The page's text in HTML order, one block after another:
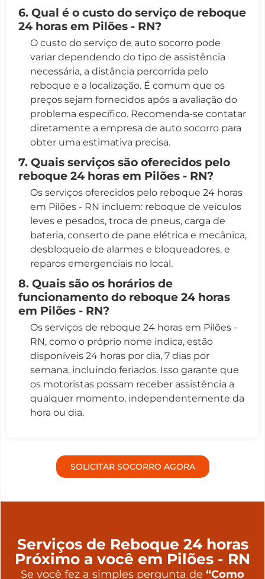
6. Qual é o custo do serviço de reboque
24 horas em Pilões - RN?
O custo do serviço de auto socorro pode
variar dependendo do tipo de assistência
necessária, a distância percorrida pelo
reboque e a localização. É comum que os
preços sejam fornecidos após a avaliação do
problema específico. Recomenda-se contatar
diretamente a empresa de auto socorro para
obter uma estimativa precisa.
7. Quais serviços são oferecidos pelo
reboque 24 horas em Pilões - RN?
Os serviços oferecidos pelo reboque 24 horas
em Pilões - RN incluem: reboque de veículos
leves e pesados, troca de pneus, carga de
bateria, conserto de pane elétrica e mecânica,
desbloqueio de alarmes e bloqueadores, e
reparos emergenciais no local.
8. Quais são os horários de
funcionamento do reboque 24 horas
em Pilões - RN?
Os serviços de reboque 24 horas em Pilões -
RN, como o próprio nome indica, estão
disponíveis 24 horas por dia, 7 dias por
semana, incluindo feriados. Isso garante que
os motoristas possam receber assistência a
qualquer momento, independentemente da
hora ou dia.
SOLICITAR SOCORRO AGORA
Serviços de Reboque 24 horas
Próximo a você em Pilões - RN
Se você fez a simples pergunta de “Como